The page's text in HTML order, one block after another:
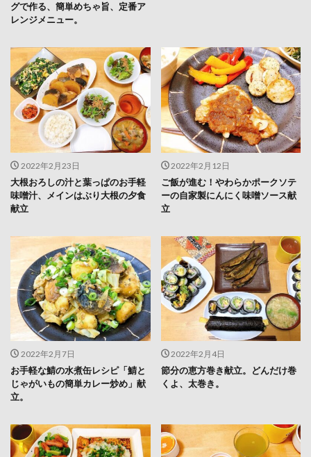
グで作る、簡単めちゃ旨、定番ア
レンジメニュー。
2022年2月23日
大根おろしの汁と葉っぱのお手軽
味噌汁、メインはぶり大根の夕食
献立
2022年2月12日
ご飯が進む！やわらかポークソテ
ーの自家製にんにく味噌ソース献
立
2022年2月7日
お手軽な鯖の水煮缶レシピ「鯖と
じゃがいもの簡単カレー炒め」献
立。
2022年2月4日
節分の恵方巻き献立。どんだけ巻
くよ、太巻き。